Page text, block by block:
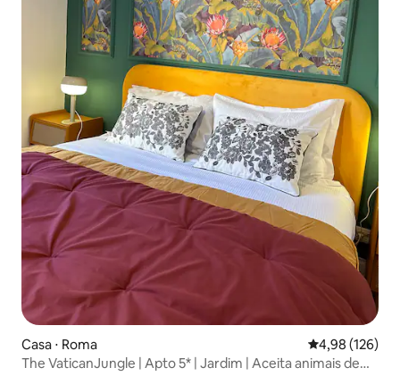
Casa ⋅ Roma 4,98 de uma
4,98 (126)
The VaticanJungle | Apto 5* | Jardim | Aceita animais de